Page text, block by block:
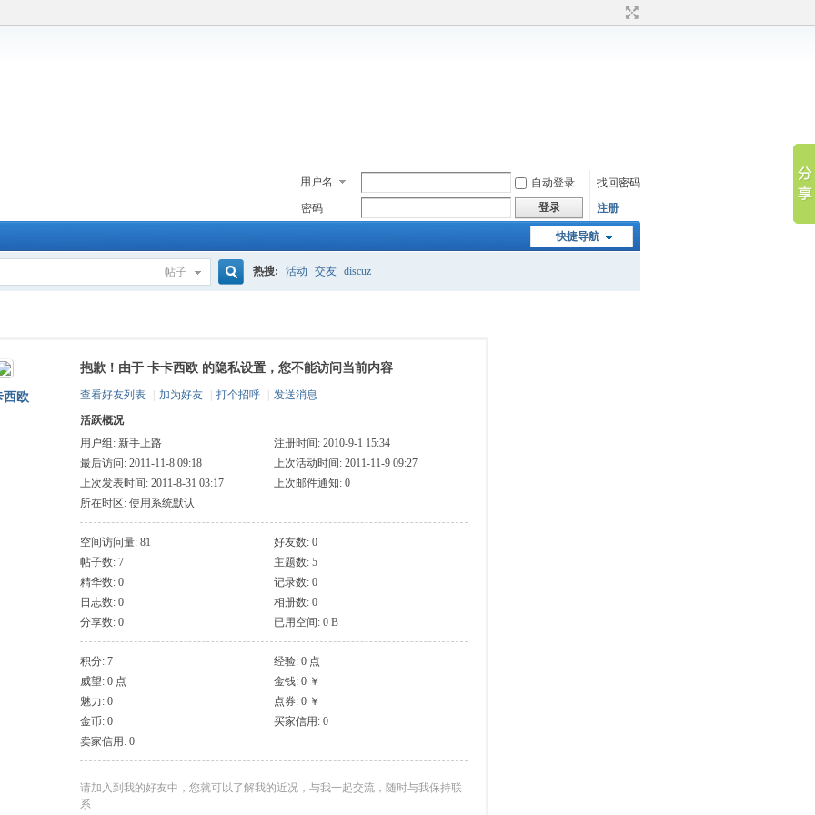
用户名 自动登录
找回密码
密码
登录 注册
快捷导航
帖子
索
热搜: 活动 交友 discuz
西欧
抱歉！由于 卡卡西欧 的隐私设置，您不能访问当前内容
查看好友列表 加为好友 打个招呼
发送消息
活跃概况
用户组: 新手上路
注册时间: 2010-9-1 15:34
最后访问: 2011-11-8 09:18
上次活动时间: 2011-11-9 09:27
上次发表时间: 2011-8-31 03:17
上次邮件通知: 0
所在时区: 使用系统默认
空间访问量: 81
好友数: 0
帖子数: 7
主题数: 5
精华数: 0
记录数: 0
日志数: 0
相册数: 0
分享数: 0
已用空间: 0 B
积分: 7
经验: 0 点
威望: 0 点
金钱: 0 ￥
魅力: 0
点券: 0 ￥
金币: 0
买家信用: 0
卖家信用: 0
请加入到我的好友中，您就可以了解我的近况，与我一起交流，随时与我保持联
系